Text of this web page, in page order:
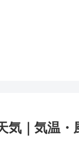
気｜気温